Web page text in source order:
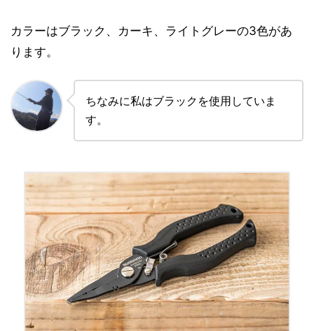
カラーはブラック、カーキ、ライトグレーの3色があ
ります。
ちなみに私はブラックを使用していま
す。